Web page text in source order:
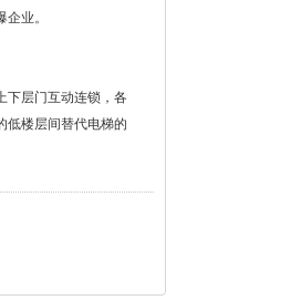
业。
下层门互动连锁，各
低楼层间替代电梯的